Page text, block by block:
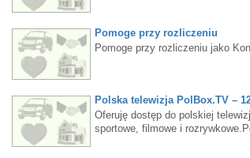
Pomoge przy rozliczeniu
Pomoge przy rozliczeniu jako
Polska telewizja PolBox.TV –
Oferuję dostęp do polskiej
sportowe, filmowe i